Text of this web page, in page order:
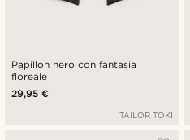
Papillon nero con fantasia
floreale
29,95 €
TAILOR TOKI